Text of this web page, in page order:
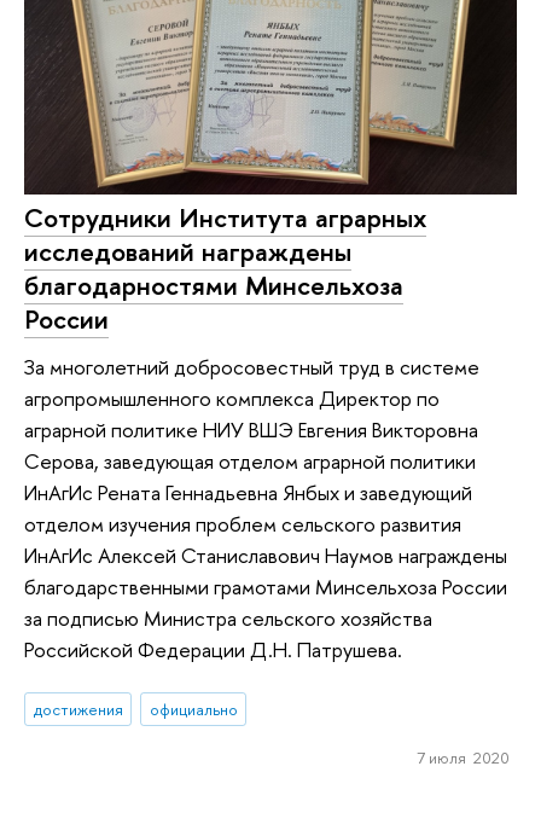
Сотрудники Института аграрных
исследований награждены
благодарностями Минсельхоза
России
За многолетний добросовестный труд в системе
агропромышленного комплекса Директор по
аграрной политике НИУ ВШЭ Евгения Викторовна
Серова, заведующая отделом аграрной политики
ИнАгИс Рената Геннадьевна Янбых и заведующий
отделом изучения проблем сельского развития
ИнАгИс Алексей Станиславович Наумов награждены
благодарственными грамотами Минсельхоза России
за подписью Министра сельского хозяйства
Российской Федерации Д.Н. Патрушева.
достижения официально
7 июля 2020